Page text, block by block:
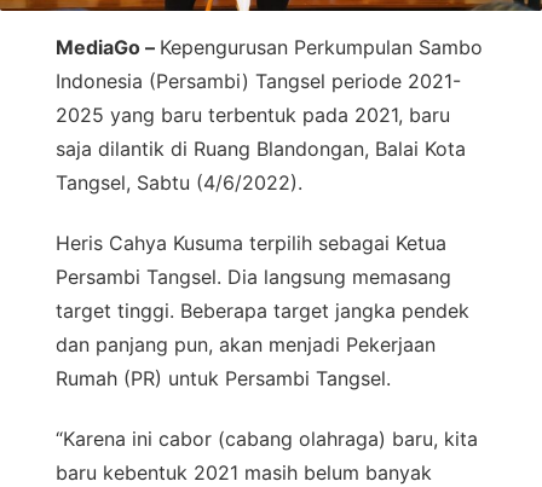
MediaGo – Kepengurusan Perkumpulan Sambo
Indonesia (Persambi) Tangsel periode 2021-
2025 yang baru terbentuk pada 2021, baru
saja dilantik di Ruang Blandongan, Balai Kota
Tangsel, Sabtu (4/6/2022).
Heris Cahya Kusuma terpilih sebagai Ketua
Persambi Tangsel. Dia langsung memasang
target tinggi. Beberapa target jangka pendek
dan panjang pun, akan menjadi Pekerjaan
Rumah (PR) untuk Persambi Tangsel.
“Karena ini cabor (cabang olahraga) baru, kita
baru kebentuk 2021 masih belum banyak